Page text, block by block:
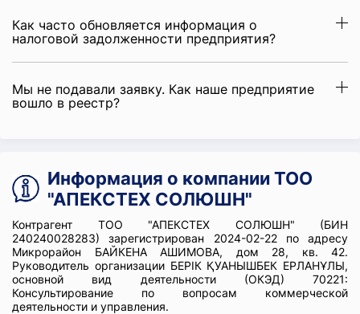
Как часто обновляется информация о
налоговой задолженности предприятия?
Мы не подавали заявку. Как наше предприятие
вошло в реестр?
Информация о компании ТОО
"АПЕКСТЕХ СОЛЮШН"
Контрагент ТОО "АПЕКСТЕХ СОЛЮШН" (БИН
240240028283) зарегистрирован 2024-02-22 по адресу
Микрорайон БАЙКЕНА АШИМОВА, дом 28, кв. 42.
Руководитель организации БЕРІК ҚУАНЫШБЕК ЕРЛАНҰЛЫ,
основной вид деятельности (ОКЭД) 70221:
Консультирование по вопросам коммерческой
деятельности и управления.